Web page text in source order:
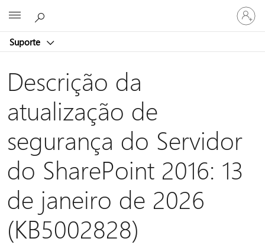
Suporte
Entre
em
sua
Descrição da
atualização de
segurança do Servidor
do SharePoint 2016: 13
de janeiro de 2026
(KB5002828)